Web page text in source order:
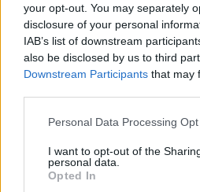
your opt-out. You may separately
disclosure of your personal
IAB’s list of downstream
also be disclosed by us to third
Downstream Participants that may
Personal Data Processing
I want to opt-out of the
personal data.
Opted In
ΠΕΡΙΣΣΌΤΕΡΑ ΣΕ